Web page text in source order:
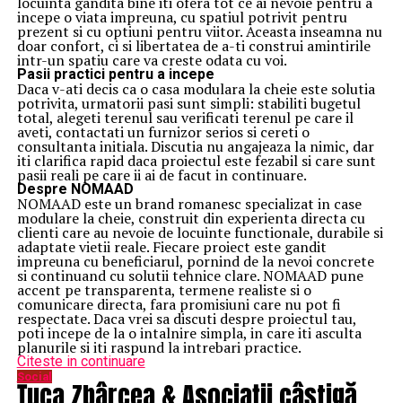
incepe o viata impreuna, cu spatiul potrivit pentru
prezent si cu optiuni pentru viitor. Aceasta inseamna nu
doar confort, ci si libertatea de a-ti construi amintirile
intr-un spatiu care va creste odata cu voi.
Pasii practici pentru a incepe
Daca v-ati decis ca o casa modulara la cheie este solutia
potrivita, urmatorii pasi sunt simpli: stabiliti bugetul
total, alegeti terenul sau verificati terenul pe care il
aveti, contactati un furnizor serios si cereti o
consultanta initiala. Discutia nu angajeaza la nimic, dar
iti clarifica rapid daca proiectul este fezabil si care sunt
pasii reali pe care ii ai de facut in continuare.
Despre NOMAAD
NOMAAD este un brand romanesc specializat in case
modulare la cheie, construit din experienta directa cu
clienti care au nevoie de locuinte functionale, durabile si
adaptate vietii reale. Fiecare proiect este gandit
impreuna cu beneficiarul, pornind de la nevoi concrete
si continuand cu solutii tehnice clare. NOMAAD pune
accent pe transparenta, termene realiste si o
comunicare directa, fara promisiuni care nu pot fi
respectate. Daca vrei sa discuti despre proiectul tau,
poti incepe de la o intalnire simpla, in care iti asculta
planurile si iti raspund la intrebari practice.
Citeste in continuare
Social